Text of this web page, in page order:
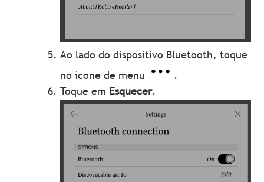
Ao lado do dispositivo Bluetooth, toque
no ícone de menu
.
Toque em Esquecer.